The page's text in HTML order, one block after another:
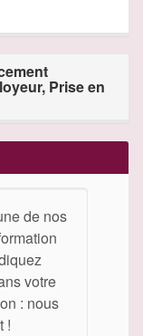
Prise en
de nos
votre
: nous
!